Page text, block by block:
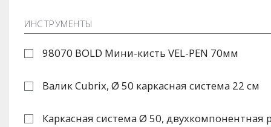
ИНСТРУМЕНТЫ
98070 BOLD Мини-кисть VEL-PEN 70мм
Валик Cubrix, Ø 50 каркасная система 22 см
Каркасная система Ø 50, двухкомпонентная